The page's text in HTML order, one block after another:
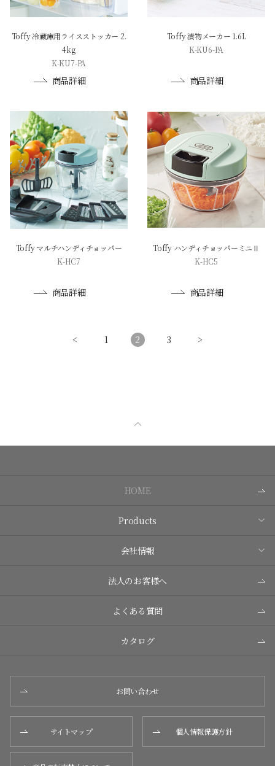
Toffy 冷蔵庫用ライスストッカー 2.
4kg
K-KU7-PA
商品詳細
Toffy 漬物メーカー 1.6L
K-KU6-PA
商品詳細
Toffy マルチハンディチョッパー
K-HC7
商品詳細
Toffy ハンディチョッパーミニⅡ
K-HC5
商品詳細
< 1 2 3 >
HOME
Products
会社情報
法人のお客様へ
よくある質問
カタログ
お問い合わせ
サイトマップ 個人情報保護方針